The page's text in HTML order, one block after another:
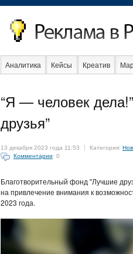
Аналитика Кейсы Креатив
“Я — человек
друзья”
13 декабря 2023 года 11:53 Категория:
Комментарии: 0
Благотворительный фонд "Лучшие
на привлечение внимания к
2023 года.